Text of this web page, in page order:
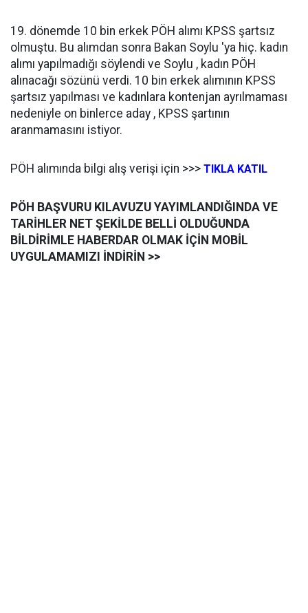
19. dönemde 10 bin erkek PÖH alımı KPSS şartsız
olmuştu. Bu alımdan sonra Bakan Soylu 'ya hiç. kadın
alımı yapılmadığı söylendi ve Soylu , kadın PÖH
alınacağı sözünü verdi. 10 bin erkek alımının KPSS
şartsız yapılması ve kadınlara kontenjan ayrılmaması
nedeniyle on binlerce aday , KPSS şartının
aranmamasını istiyor.
PÖH alımında bilgi alış verişi için >>> TIKLA KATIL
PÖH BAŞVURU KILAVUZU YAYIMLANDIĞINDA VE
TARİHLER NET ŞEKİLDE BELLİ OLDUĞUNDA
BİLDİRİMLE HABERDAR OLMAK İÇİN MOBİL
UYGULAMAMIZI İNDİRİN >>